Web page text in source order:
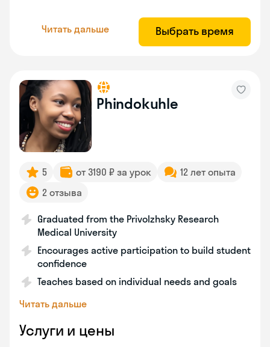
Читать дальше Выбрать время
Phindokuhle
5 от 3190 ₽ за урок
12 лет опыта
2 отзыва
Graduated from the Privolzhsky Research
Medical University
Encourages active participation to build student
confidence
Teaches based on individual needs and goals
Читать дальше
Услуги и цены